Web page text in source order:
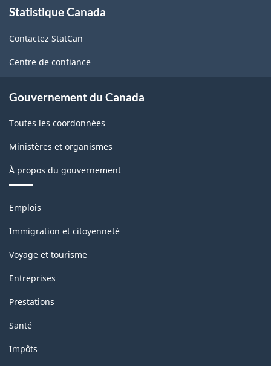
2001
PDF,
34.55
propos
ce
site
Statistique Canada
Contactez StatCan
Centre de confiance
Gouvernement du Canada
Toutes les coordonnées
Ministères et organismes
À propos du gouvernement
Thèmes
sujets
Emplois
Immigration et citoyenneté
Voyage et tourisme
Entreprises
Prestations
Santé
Impôts